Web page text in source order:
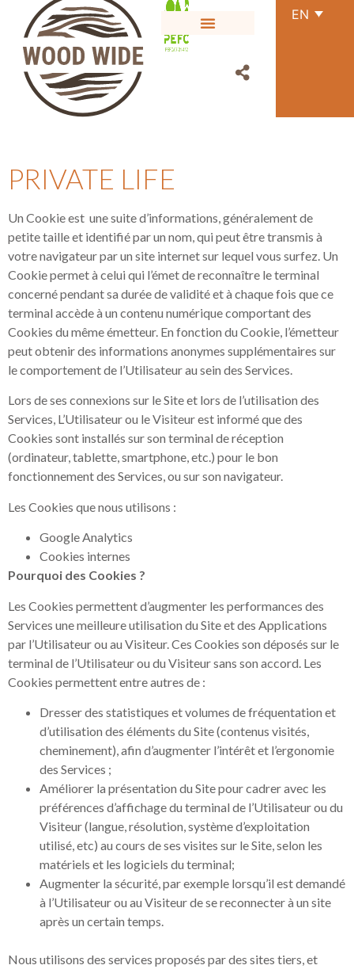
EN
PRIVATE LIFE
Un Cookie est une suite d’informations, généralement de
petite taille et identifié par un nom, qui peut être transmis à
votre navigateur par un site internet sur lequel vous surfez. Un
Cookie permet à celui qui l’émet de reconnaître le terminal
concerné pendant sa durée de validité et à chaque fois que ce
terminal accède à un contenu numérique comportant des
Cookies du même émetteur. En fonction du Cookie, l’émetteur
peut obtenir des informations anonymes supplémentaires sur
le comportement de l’Utilisateur au sein des Services.
Lors de ses connexions sur le Site et lors de l’utilisation des
Services, L’Utilisateur ou le Visiteur est informé que des
Cookies sont installés sur son terminal de réception
(ordinateur, tablette, smartphone, etc.) pour le bon
fonctionnement des Services, ou sur son navigateur.
Les Cookies que nous utilisons :
Google Analytics
Cookies internes
Pourquoi des Cookies ?
Les Cookies permettent d’augmenter les performances des
Services une meilleure utilisation du Site et des Applications
par l’Utilisateur ou au Visiteur. Ces Cookies son déposés sur le
terminal de l’Utilisateur ou du Visiteur sans son accord. Les
Cookies permettent entre autres de :
Dresser des statistiques et volumes de fréquentation et
d’utilisation des éléments du Site (contenus visités,
cheminement), afin d’augmenter l’intérêt et l’ergonomie
des Services ;
Améliorer la présentation du Site pour cadrer avec les
préférences d’affichage du terminal de l’Utilisateur ou du
Visiteur (langue, résolution, système d’exploitation
utilisé, etc) au cours de ses visites sur le Site, selon les
matériels et les logiciels du terminal;
Augmenter la sécurité, par exemple lorsqu’il est demandé
à l’Utilisateur ou au Visiteur de se reconnecter à un site
après un certain temps.
Nous utilisons des services proposés par des sites tiers, et